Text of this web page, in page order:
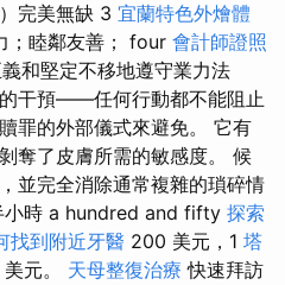
完美無缺 3 宜蘭特色外燴體
；睦鄰友善； four 會計師證照
和堅定不移地遵守業力法
干預——任何行動都不能阻止
罪的外部儀式來避免。 它有
奪了皮膚所需的敏感度。 候
並完全消除通常複雜的瑣碎情
小時 a hundred and fifty 探索
找到附近牙醫 200 美元，1 塔
元。 天母整復治療 快速拜訪